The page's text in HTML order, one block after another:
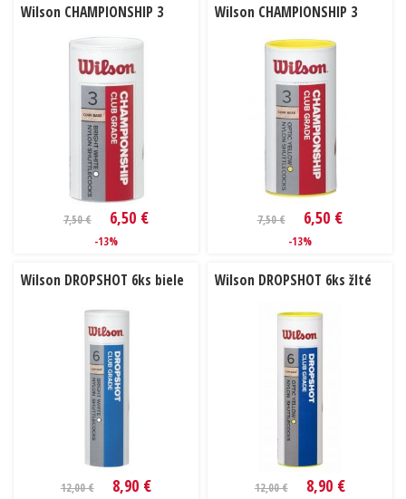
Wilson CHAMPIONSHIP 3
7,50 € 6,50 €
-13%
Wilson CHAMPIONSHIP 3
7,50 € 6,50 €
-13%
Wilson DROPSHOT 6ks biele
12,00 € 8,90 €
Wilson DROPSHOT 6ks žlté
12,00 € 8,90 €